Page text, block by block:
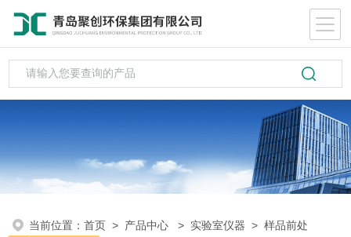
当前位置：首页 > 产品中心 > 实验室仪器 >样品前处